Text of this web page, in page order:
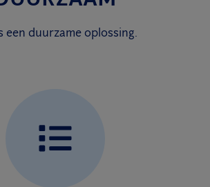
een duurzame oplossing.